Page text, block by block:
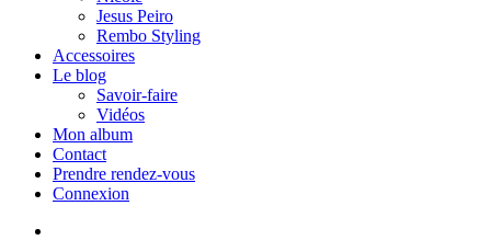
Jesus Peiro
Rembo Styling
Accessoires
Le blog
Savoir-faire
Vidéos
Mon album
Contact
Prendre rendez-vous
Connexion